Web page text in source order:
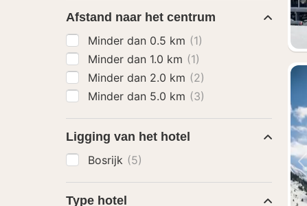
Afstand naar het centrum
Minder dan 0.5 km (1)
Minder dan 1.0 km (1)
Minder dan 2.0 km (2)
Minder dan 5.0 km (3)
Ligging van het hotel
Bosrijk (5)
Type hotel